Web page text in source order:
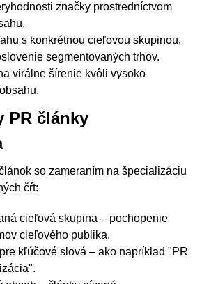
značky prostredníctvom
s konkrétnou cieľovou skupinou.
segmentovaných trhov.
virálne šírenie kvôli vysoko
PR články
so zameraním na špecializáciu
čŕt:
cieľová skupina – pochopenie
cieľového publika.
kľúčové slová – ako napríklad "PR